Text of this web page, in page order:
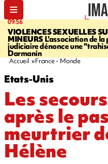
09:56
VIOLENCES SEXUELLES
MINEURS L'association de la
judiciaire dénonce une
Darmanin
Accueil France - Monde
Etats-Unis
Les
après le
meurtrier
Hélène